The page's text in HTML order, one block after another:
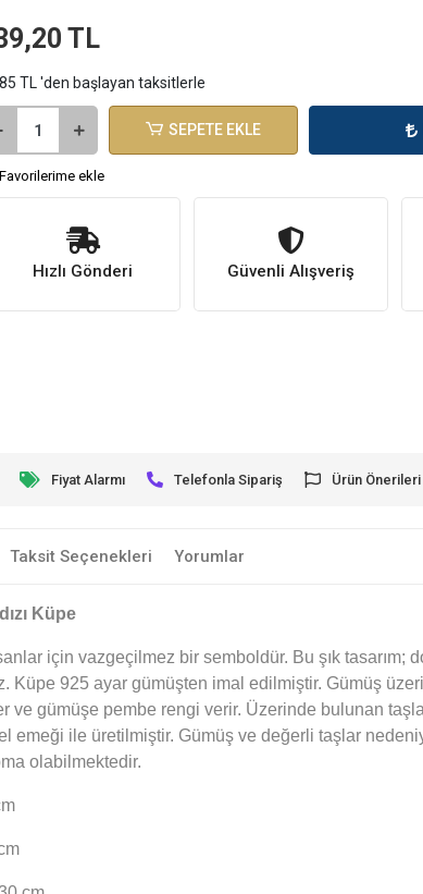
TL
TL 'den başlayan taksitlerle
SEPETE EKLE
Favorilerime ekle
Hızlı Gönderi Güvenli Alışveriş
Fiyat Alarmı Telefonla Sipariş Ürün Önerileri
Taksit Seçenekleri Yorumlar
Küpe
için vazgeçilmez bir semboldür. Bu şık tasarım;
925 ayar gümüşten imal edilmiştir. Gümüş
ve gümüşe pembe rengi verir. Üzerinde bulunan
emeği ile üretilmiştir. Gümüş ve değerli taşlar
olabilmektedir.